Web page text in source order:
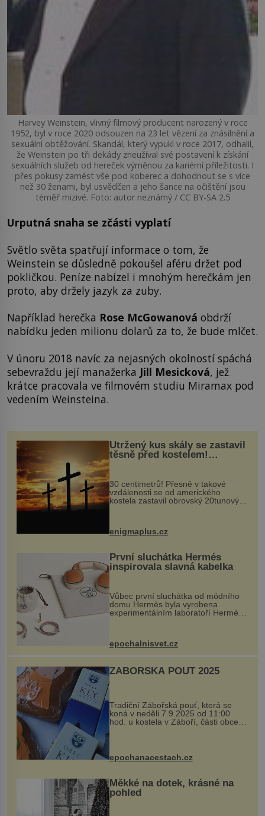
Harvey Weinstein, vlivný filmový producent narozený v roce
1952, byl v roce 2020 odsouzen na 23 let vězení za znásilnění a
sexuální obtěžování. Skandál, který vypukl v roce 2017, odhalil,
že Weinstein po tři dekády zneužíval své postavení k získání
sexuálních služeb od hereček výměnou za kariérní příležitosti. I
přes pokusy zamést vše pod koberec a dohodnout se s více
než 30 ženami, byl usvědčen a jeho šance na očištění jsou
téměř mizivé. Foto: autor neznámý / CC BY-SA 2.5
Urputná snaha se zčásti vyplatí
Světlo světa spatřují informace o tom, že
Weinstein se důsledně pokoušel aféru držet pod
pokličkou. Peníze nabízel i mnohým herečkám jen
proto, aby držely jazyk za zuby.
Například herečka Rose McGowanová obdrží
nabídku jeden milionu dolarů za to, že bude mlčet.
V únoru 2018 navíc za nejasných okolností spáchá
sebevraždu její manažerka Jill Mesicková, jež
krátce pracovala ve filmovém studiu Miramax pod
vedením Weinsteina.
Utržený kus skály se zastavil
těsně před kostelem!
Ochránila ho boží síla?
30 centimetrů! Přesně v takové
vzdálenosti se od amerického
kostela zastavil obrovský 20tunový
...
enigmaplus.cz
První sluchátka Hermés
inspirovala slavná kabelka
Vůbec první sluchátka od módního
domu Hermès byla vyrobena
experimentálním laboratoří Hermès
kovový...
epochalnisvet.cz
ZÁBOŘSKÁ POUŤ 2025
Tradiční Zábořská pouť, která se
koná v neděli 7.9.2025 od 11:00
hod. u kostela v Záboří, části obce
Kly u Mělníka. V programu naleznete
komentovanou prohlídku kostela,
epochanacestach.cz
Měkké na dotek, krásné na
pohled